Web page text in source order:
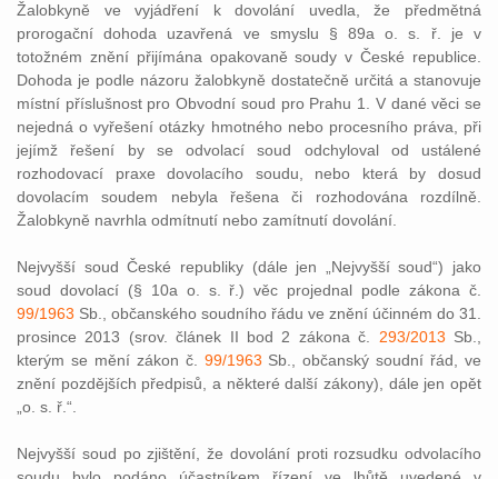
Žalobkyně ve vyjádření k dovolání uvedla, že předmětná
prorogační dohoda uzavřená ve smyslu § 89a o. s. ř. je v
totožném znění přijímána opakovaně soudy v České republice.
Dohoda je podle názoru žalobkyně dostatečně určitá a stanovuje
místní příslušnost pro Obvodní soud pro Prahu 1. V dané věci se
nejedná o vyřešení otázky hmotného nebo procesního práva, při
jejímž řešení by se odvolací soud odchyloval od ustálené
rozhodovací praxe dovolacího soudu, nebo která by dosud
dovolacím soudem nebyla řešena či rozhodována rozdílně.
Žalobkyně navrhla odmítnutí nebo zamítnutí dovolání.
Nejvyšší soud České republiky (dále jen „Nejvyšší soud“) jako
soud dovolací (§ 10a o. s. ř.) věc projednal podle zákona č.
99/1963 Sb., občanského soudního řádu ve znění účinném do 31.
prosince 2013 (srov. článek II bod 2 zákona č. 293/2013 Sb.,
kterým se mění zákon č. 99/1963 Sb., občanský soudní řád, ve
znění pozdějších předpisů, a některé další zákony), dále jen opět
„o. s. ř.“.
Nejvyšší soud po zjištění, že dovolání proti rozsudku odvolacího